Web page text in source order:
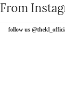
From
follow us